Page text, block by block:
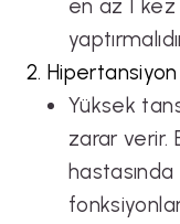
en az 1
2. Hipertansiyon
Yüksek
zarar verir.